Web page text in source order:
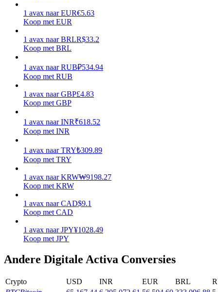
Leer hoe u winstgevend kunt blijven
Verdienen
Verdien dagelijks competitieve beloningen
1 avax naar EUR€5.63
Koop met EUR
1 avax naar BRLR$33.2
Koop met BRL
1 avax naar RUB₽534.94
Koop met RUB
1 avax naar GBP£4.83
Koop met GBP
1 avax naar INR₹618.52
Koop met INR
1 avax naar TRY₺309.89
Koop met TRY
1 avax naar KRW₩9198.27
Koop met KRW
1 avax naar CAD$9.1
Koop met CAD
1 avax naar JPY¥1028.49
Koop met JPY
Andere Digitale Activa Conversies
Crypto USD INR EUR BRL